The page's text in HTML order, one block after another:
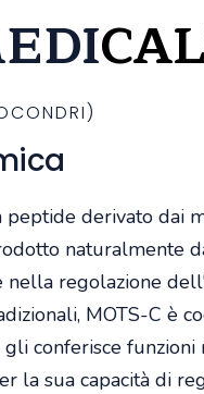
peptide derivato dai
naturalmente
nella regolazione
MOTS-C è
gli conferisce
la sua capacità di